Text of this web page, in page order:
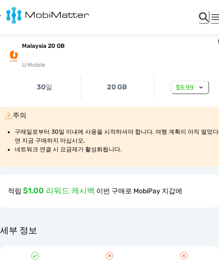
Malaysia 20 GB
U Mobile
30일 20 GB $9.99
주의
구매일로부터 30일 이내에 사용을 시작하셔야 합니다. 여행 계획이 아직 멀었다
면 지금 구매하지 마십시오.
네트워크 연결 시 요금제가 활성화됩니다.
적립 $1.00 리워드 캐시백 이번 구매로 MobiPay 지갑에
세부 정보